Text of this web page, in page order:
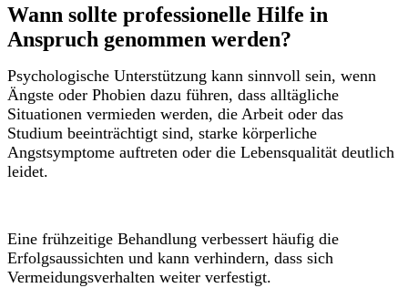
Wann sollte professionelle Hilfe in
Anspruch genommen werden?
Psychologische Unterstützung kann sinnvoll sein, wenn
Ängste oder Phobien dazu führen, dass alltägliche
Situationen vermieden werden, die Arbeit oder das
Studium beeinträchtigt sind, starke körperliche
Angstsymptome auftreten oder die Lebensqualität deutlich
leidet.
Eine frühzeitige Behandlung verbessert häufig die
Erfolgsaussichten und kann verhindern, dass sich
Vermeidungsverhalten weiter verfestigt.